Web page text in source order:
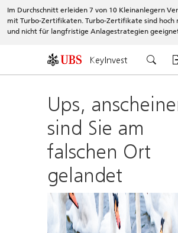
Im Durchschnitt erleiden 7 von 10 Kleinanlegern
mit Turbo-Zertifikaten. Turbo-Zertifikate sind hoch
und nicht für langfristige Anlagestrategien
KeyInvest
Ups,
sind Sie am
falschen Ort
gelandet